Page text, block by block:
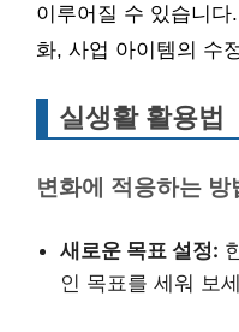
이루어질 수 있습니
화, 사업 아이템의 수
실생활 활용법
변화에 적응하는 방
새로운 목표 설정:
인 목표를 세워 보